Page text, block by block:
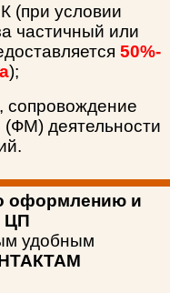
(при условии
частичный или
50%-
);
сопровождение
(ФМ) деятельности
оформлению и
ЦП
удобным